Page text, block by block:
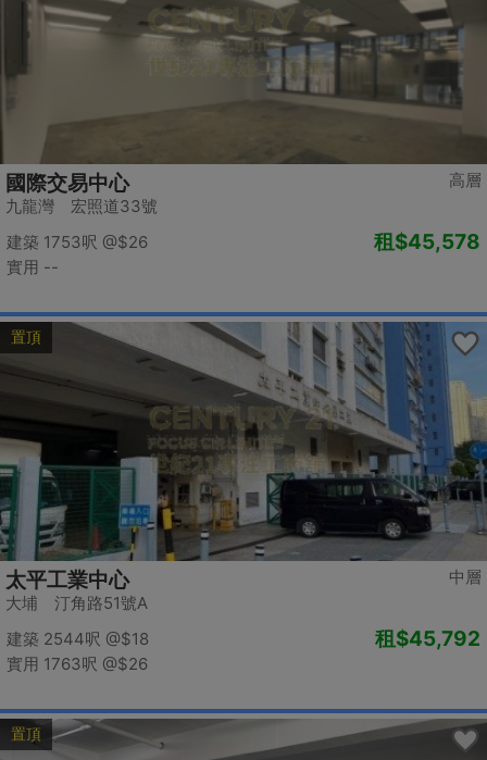
高層
國際交易中心
九龍灣 宏照道33號
建築 1753呎 @$26
實用 --
租$45,578
置頂
中層
太平工業中心
大埔 汀角路51號A
建築 2544呎 @$18
實用 1763呎 @$26
租$45,792
置頂